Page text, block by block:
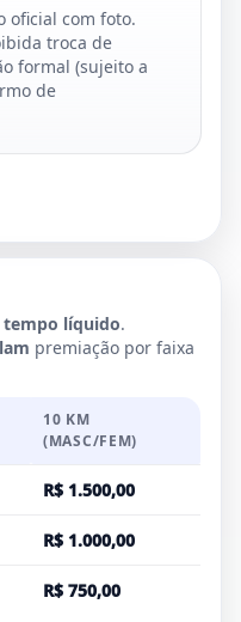
oficial com foto.
troca de
formal (sujeito a
de
tempo líquido.
premiação por faixa
10 KM
(MASC/FEM)
R$ 1.500,00
R$ 1.000,00
R$ 750,00